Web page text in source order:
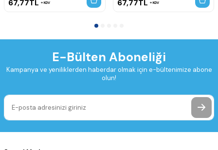
67,77TL KDV 67,77TL KDV
E-Bülten Aboneliği
Kampanya ve yeniliklerden haberdar olmak için e-bültenimize abone
olun!